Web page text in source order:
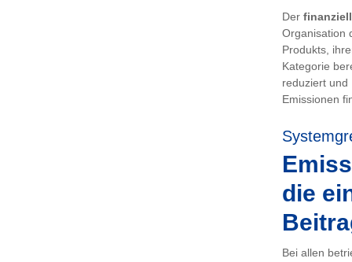
Der
Organisation
Produkts,
Kategorie
reduziert und
Emissionen
die
Bei allen